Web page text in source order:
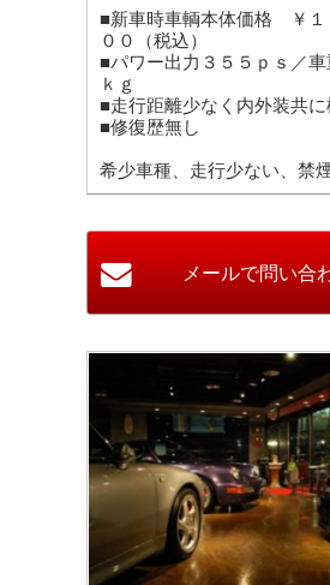
■新車時車輌本体価格 ￥１
００（税込）
■パワー出力３５５ｐｓ／車
ｋｇ
■走行距離少なく内外装共
■修復歴無し
希少車種、走行少ない、禁